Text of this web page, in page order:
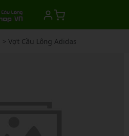
> Vợt Cầu Lông Adidas